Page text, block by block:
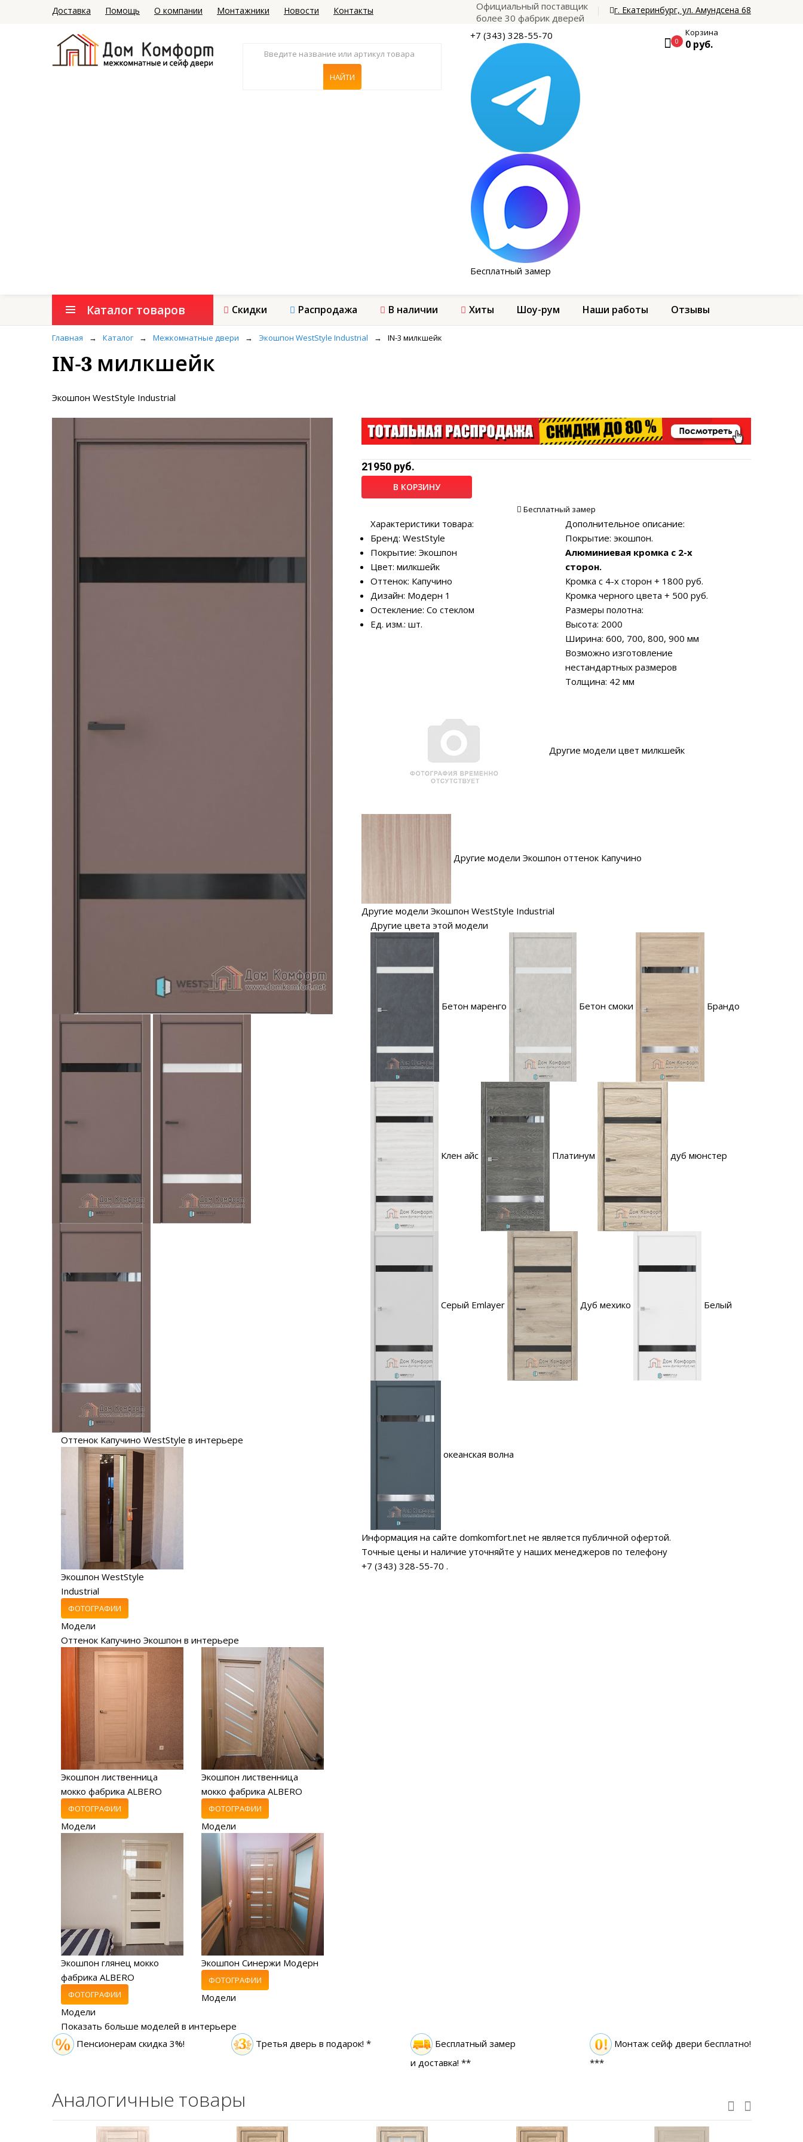
Доставка Помощь О компании Монтажники Новости Контакты
Официальный поставщик
более 30 фабрик дверей
г. Екатеринбург, ул. Амундсена 68
+7 (343) 328-55-70
Бесплатный замер
0
Корзина
0 руб.
Каталог товаров Скидки Распродажа В наличии Хиты Шоу-рум Наши работы Отзывы
Главная → Каталог → Межкомнатные двери → Экошпон WestStyle Industrial → IN-3 милкшейк
IN-3 милкшейк
Экошпон WestStyle Industrial
Оттенок Капучино WestStyle в интерьере
Экошпон WestStyle
Industrial
ФОТОГРАФИИ
Модели
Оттенок Капучино Экошпон в интерьере
Экошпон лиственница
мокко фабрика ALBERO
ФОТОГРАФИИ
Модели
Экошпон лиственница
мокко фабрика ALBERO
ФОТОГРАФИИ
Модели
Экошпон глянец мокко
фабрика ALBERO
ФОТОГРАФИИ
Модели
Экошпон Синержи Модерн
ФОТОГРАФИИ
Модели
Показать больше моделей в интерьере
21950 руб.
В КОРЗИНУ
Бесплатный замер
Характеристики товара:
Бренд: WestStyle
Покрытие: Экошпон
Цвет: милкшейк
Оттенок: Капучино
Дизайн: Модерн 1
Остекление: Со стеклом
Ед. изм.: шт.
Дополнительное описание:
Покрытие: экошпон.
Алюминиевая кромка c 2-х
сторон.
Кромка c 4-х сторон + 1800 руб.
Кромка черного цвета + 500 руб.
Размеры полотна:
Высота: 2000
Ширина: 600, 700, 800, 900 мм
Возможно изготовление
нестандартных размеров
Толщина: 42 мм
Другие модели цвет милкшейк
Другие модели Экошпон оттенок Капучино
Другие модели Экошпон WestStyle Industrial
Другие цвета этой модели
Бетон маренго Бетон смоки Брандо
Клен айс Платинум дуб мюнстер
Серый Emlayer Дуб мехико Белый
океанская волна
Информация на сайте domkomfort.net не является публичной офертой.
Точные цены и наличие уточняйте у наших менеджеров по телефону
+7 (343) 328-55-70 .
Пенсионерам скидка 3%! Третья дверь в подарок! *
Бесплатный замер
и доставка! **
Монтаж сейф двери бесплатно!
***
Аналогичные товары